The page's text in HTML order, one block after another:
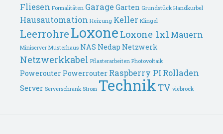
Fliesen Formalitäten Garage Garten Grundstück Handkurbel
Hausautomation Heizung Keller Klingel
LeerrohreLoxone Loxone 1x1 Mauern
Miniserver Musterhaus NAS Nedap Netzwerk
Netzwerkkabel Pflasterarbeiten Photovoltaik
Powerouter Powerrouter Raspberry PI Rolladen
Server Serverschrank Strom Technik TV viebrock